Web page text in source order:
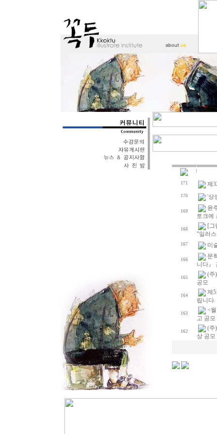
171 제
170 '상
169
윤
토크에
168
[그
"일러
167 미
166
문
니다』
165
(주
공모
164
제
립니다.
163
<
고 공모
162
(주
상 공모